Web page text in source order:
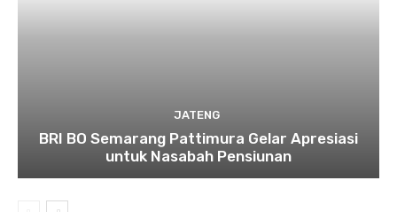
JATENG
BRI BO Semarang Pattimura Gelar Apresiasi
untuk Nasabah Pensiunan